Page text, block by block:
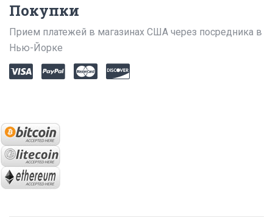
Покупки
Прием платежей в магазинах США через посредника в
Нью-Йорке